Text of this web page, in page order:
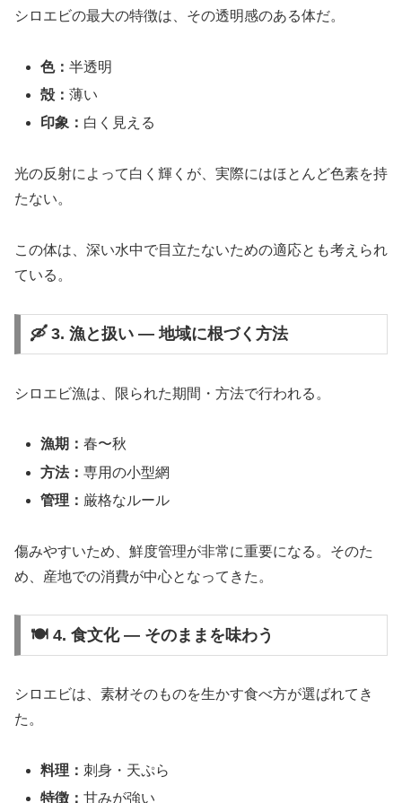
シロエビの最大の特徴は、その透明感のある体だ。
色：半透明
殻：薄い
印象： 白く見える
光の反射によって白く輝くが、実際にはほとんど色素を持
たない。
この体は、深い水中で目立たないための適応とも考えられ
ている。
🛶 3. 漁と扱い ― 地域に根づく方法
シロエビ漁は、限られた期間・方法で行われる。
漁期：春〜秋
方法：専用の小型網
管理： 厳格なルール
傷みやすいため、鮮度管理が非常に重要になる。そのた
め、産地での消費が中心となってきた。
🍽 4. 食文化 ― そのままを味わう
シロエビは、素材そのものを生かす食べ方が選ばれてき
た。
料理：刺身・天ぷら
特徴：甘みが強い